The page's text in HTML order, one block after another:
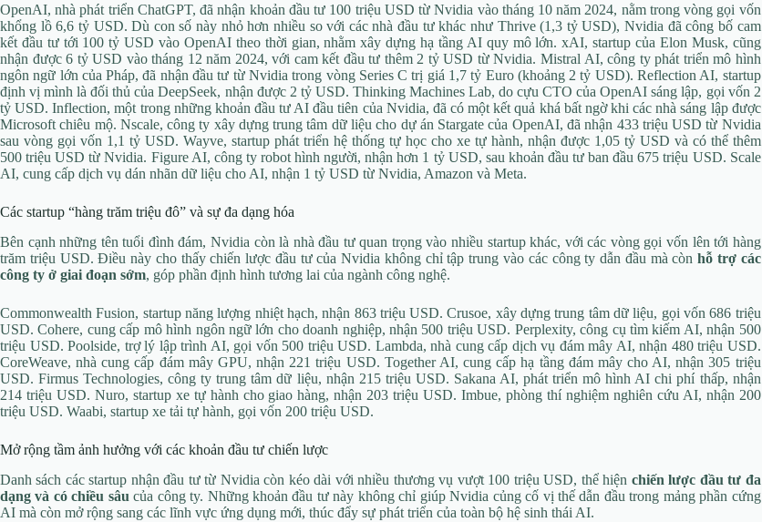
OpenAI, nhà phát triển ChatGPT, đã nhận khoản đầu tư 100 triệu USD từ Nvidia vào tháng 10 năm 2024, nằm trong vòng gọi vốn
khổng lồ 6,6 tỷ USD. Dù con số này nhỏ hơn nhiều so với các nhà đầu tư khác như Thrive (1,3 tỷ USD), Nvidia đã công bố cam
kết đầu tư tới 100 tỷ USD vào OpenAI theo thời gian, nhằm xây dựng hạ tầng AI quy mô lớn. xAI, startup của Elon Musk, cũng
nhận được 6 tỷ USD vào tháng 12 năm 2024, với cam kết đầu tư thêm 2 tỷ USD từ Nvidia. Mistral AI, công ty phát triển mô hình
ngôn ngữ lớn của Pháp, đã nhận đầu tư từ Nvidia trong vòng Series C trị giá 1,7 tỷ Euro (khoảng 2 tỷ USD). Reflection AI, startup
định vị mình là đối thủ của DeepSeek, nhận được 2 tỷ USD. Thinking Machines Lab, do cựu CTO của OpenAI sáng lập, gọi vốn 2
tỷ USD. Inflection, một trong những khoản đầu tư AI đầu tiên của Nvidia, đã có một kết quả khá bất ngờ khi các nhà sáng lập được
Microsoft chiêu mộ. Nscale, công ty xây dựng trung tâm dữ liệu cho dự án Stargate của OpenAI, đã nhận 433 triệu USD từ Nvidia
sau vòng gọi vốn 1,1 tỷ USD. Wayve, startup phát triển hệ thống tự học cho xe tự hành, nhận được 1,05 tỷ USD và có thể thêm
500 triệu USD từ Nvidia. Figure AI, công ty robot hình người, nhận hơn 1 tỷ USD, sau khoản đầu tư ban đầu 675 triệu USD. Scale
AI, cung cấp dịch vụ dán nhãn dữ liệu cho AI, nhận 1 tỷ USD từ Nvidia, Amazon và Meta.
Các startup “hàng trăm triệu đô” và sự đa dạng hóa
Bên cạnh những tên tuổi đình đám, Nvidia còn là nhà đầu tư quan trọng vào nhiều startup khác, với các vòng gọi vốn lên tới hàng
trăm triệu USD. Điều này cho thấy chiến lược đầu tư của Nvidia không chỉ tập trung vào các công ty dẫn đầu mà cònhỗ trợ các
công ty ở giai đoạn sớm, góp phần định hình tương lai của ngành công nghệ.
Commonwealth Fusion, startup năng lượng nhiệt hạch, nhận 863 triệu USD. Crusoe, xây dựng trung tâm dữ liệu, gọi vốn 686 triệu
USD. Cohere, cung cấp mô hình ngôn ngữ lớn cho doanh nghiệp, nhận 500 triệu USD. Perplexity, công cụ tìm kiếm AI, nhận 500
triệu USD. Poolside, trợ lý lập trình AI, gọi vốn 500 triệu USD. Lambda, nhà cung cấp dịch vụ đám mây AI, nhận 480 triệu USD.
CoreWeave, nhà cung cấp đám mây GPU, nhận 221 triệu USD. Together AI, cung cấp hạ tầng đám mây cho AI, nhận 305 triệu
USD. Firmus Technologies, công ty trung tâm dữ liệu, nhận 215 triệu USD. Sakana AI, phát triển mô hình AI chi phí thấp, nhận
214 triệu USD. Nuro, startup xe tự hành cho giao hàng, nhận 203 triệu USD. Imbue, phòng thí nghiệm nghiên cứu AI, nhận 200
triệu USD. Waabi, startup xe tải tự hành, gọi vốn 200 triệu USD.
Mở rộng tầm ảnh hưởng với các khoản đầu tư chiến lược
Danh sách các startup nhận đầu tư từ Nvidia còn kéo dài với nhiều thương vụ vượt 100 triệu USD, thể hiện chiến lược đầu tư đa
dạng và có chiều sâu của công ty. Những khoản đầu tư này không chỉ giúp Nvidia củng cố vị thế dẫn đầu trong mảng phần cứng
AI mà còn mở rộng sang các lĩnh vực ứng dụng mới, thúc đẩy sự phát triển của toàn bộ hệ sinh thái AI.